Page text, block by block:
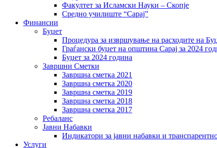
Факултет за Исламски Науки – Скопје
Средно училиште “Сарај”
Финансии
Буџет
Процедура за извршување на расходите на
Граѓански буџет на општина Сарај за 2024
Буџет за 2024 година
Завршни Сметки
Завршна сметка 2021
Завршна сметка 2020
Завршна сметка 2019
Завршна сметка 2018
Завршна сметка 2017
Ребаланс
Јавни Набавки
Индикатори за јавни набавки и
Услуги